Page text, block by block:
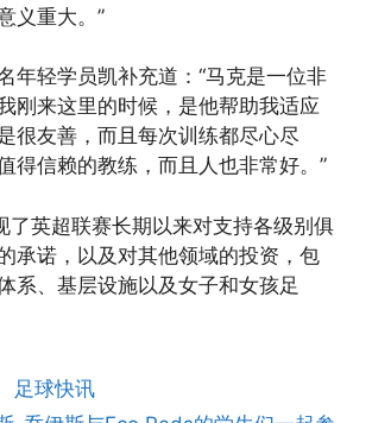
义重大。”
年轻学员凯补充道：“马克是一位非
刚来这里的时候，是他帮助我适应
很友善，而且每次训练都尽心尽
得信赖的教练，而且人也非常好。”
了英超联赛长期以来对支持各级别俱
承诺，以及对其他领域的投资，包
系、基层设施以及女子和女孩足
足球快讯